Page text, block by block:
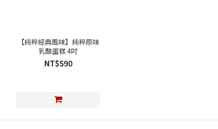
【純粹經典風味】純粹原味
乳酪蛋糕 4吋
NT$590